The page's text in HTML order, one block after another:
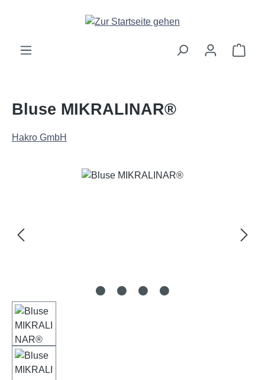
Zum Hauptinhalt springen
Bluse MIKRALINAR®
Hakro GmbH
Bildergalerie überspringen